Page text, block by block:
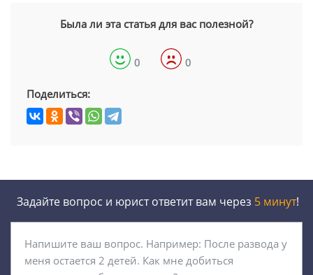
Была ли эта статья для вас полезной?
0 0
Поделиться:
Задайте вопрос и юрист ответит вам через 5 минут!